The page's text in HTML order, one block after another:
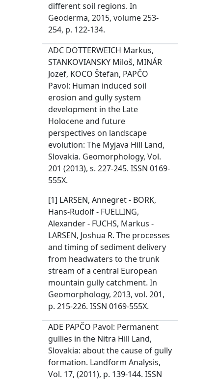
different soil regions. In
Geoderma, 2015, volume 253-
254, p. 122-134.
ADC DOTTERWEICH Markus,
STANKOVIANSKY Miloš, MINÁR
Jozef, KOCO Štefan, PAPČO
Pavol: Human induced soil
erosion and gully system
development in the Late
Holocene and future
perspectives on landscape
evolution: The Myjava Hill Land,
Slovakia. Geomorphology, Vol.
201 (2013), s. 227-245. ISSN 0169-
555X.
[1] LARSEN, Annegret - BORK,
Hans-Rudolf - FUELLING,
Alexander - FUCHS, Markus -
LARSEN, Joshua R. The processes
and timing of sediment delivery
from headwaters to the trunk
stream of a central European
mountain gully catchment. In
Geomorphology, 2013, vol. 201,
p. 215-226. ISSN 0169-555X.
ADE PAPČO Pavol: Permanent
gullies in the Nitra Hill Land,
Slovakia: about the cause of gully
formation. Landform Analysis,
Vol. 17, (2011), p. 139-144. ISSN